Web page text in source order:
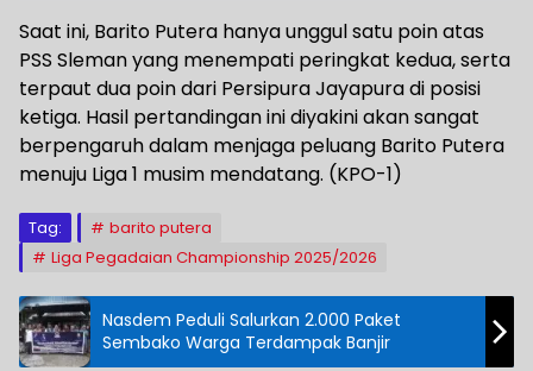
Saat ini, Barito Putera hanya unggul satu poin atas
PSS Sleman yang menempati peringkat kedua, serta
terpaut dua poin dari Persipura Jayapura di posisi
ketiga. Hasil pertandingan ini diyakini akan sangat
berpengaruh dalam menjaga peluang Barito Putera
menuju Liga 1 musim mendatang. (KPO-1)
Tag:
barito putera
Liga Pegadaian Championship 2025/2026
Nasdem Peduli Salurkan 2.000 Paket
Sembako Warga Terdampak Banjir